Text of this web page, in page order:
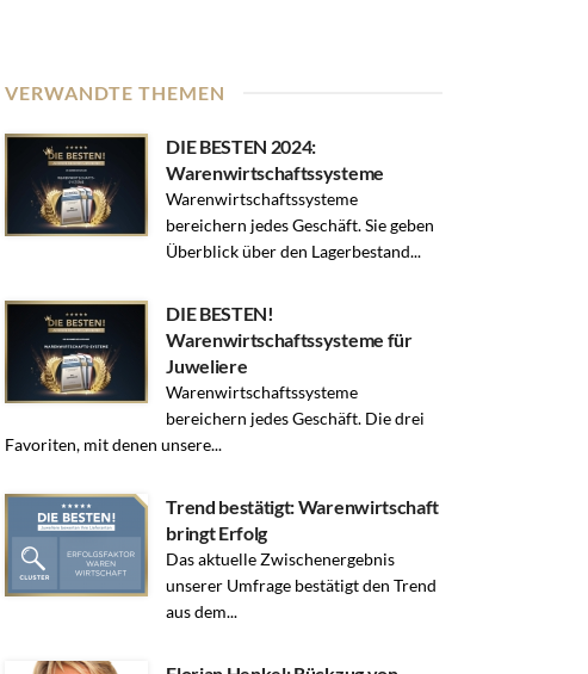
VERWANDTE THEMEN
DIE BESTEN 2024:
Warenwirtschaftssysteme
Warenwirtschaftssysteme
bereichern jedes Geschäft. Sie geben
Überblick über den Lagerbestand...
DIE BESTEN!
Warenwirtschaftssysteme für
Juweliere
Warenwirtschaftssysteme
bereichern jedes Geschäft. Die drei
Favoriten, mit denen unsere...
Trend bestätigt: Warenwirtschaft
bringt Erfolg
Das aktuelle Zwischenergebnis
unserer Umfrage bestätigt den Trend
aus dem...